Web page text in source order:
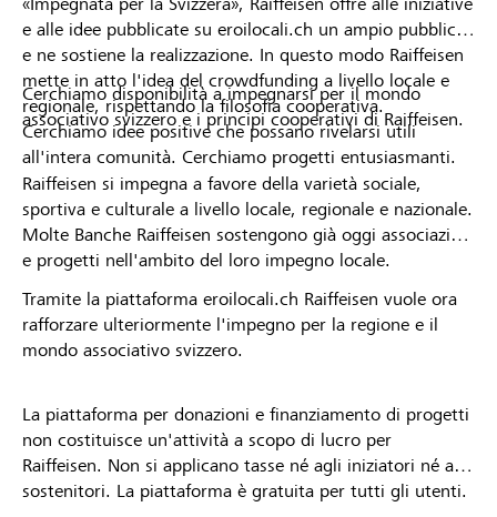
e alle idee pubblicate su eroilocali.ch un ampio pubblico
e ne sostiene la realizzazione. In questo modo Raiffeisen
mette in atto l'idea del crowdfunding a livello locale e
regionale, rispettando la filosofia cooperativa.
Cerchiamo idee positive che possano rivelarsi utili
all'intera comunità. Cerchiamo progetti entusiasmanti.
Cerchiamo disponibilità a impegnarsi per il mondo
associativo svizzero e i principi cooperativi di Raiffeisen.
Raiffeisen si impegna a favore della varietà sociale,
sportiva e culturale a livello locale, regionale e nazionale.
Molte Banche Raiffeisen sostengono già oggi associazioni
e progetti nell'ambito del loro impegno locale.
Tramite la piattaforma eroilocali.ch Raiffeisen vuole ora
rafforzare ulteriormente l'impegno per la regione e il
mondo associativo svizzero.
La piattaforma per donazioni e finanziamento di progetti
non costituisce un'attività a scopo di lucro per
Raiffeisen. Non si applicano tasse né agli iniziatori né ai
sostenitori. La piattaforma è gratuita per tutti gli utenti.